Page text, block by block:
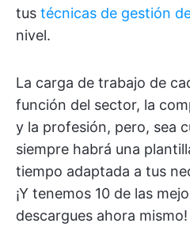
tus técnicas de gestión
nivel.
La carga de trabajo de
función del sector, la
y la profesión, pero, sea
siempre habrá una
tiempo adaptada a tus
¡Y tenemos 10 de las
descargues ahora mismo!